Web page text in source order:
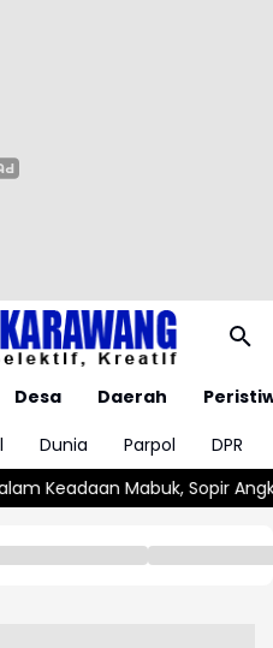
Desa Daerah
Dunia Parpol
DPR
Diamankan Polisi